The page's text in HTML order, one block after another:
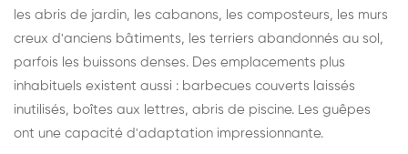
les abris de jardin, les cabanons, les composteurs, les murs
creux d'anciens bâtiments, les terriers abandonnés au sol,
parfois les buissons denses. Des emplacements plus
inhabituels existent aussi : barbecues couverts laissés
inutilisés, boîtes aux lettres, abris de piscine. Les guêpes
ont une capacité d'adaptation impressionnante.